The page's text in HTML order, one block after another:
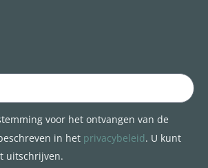
voor het ontvangen van de
in het privacybeleid. U kunt
uitschrijven.